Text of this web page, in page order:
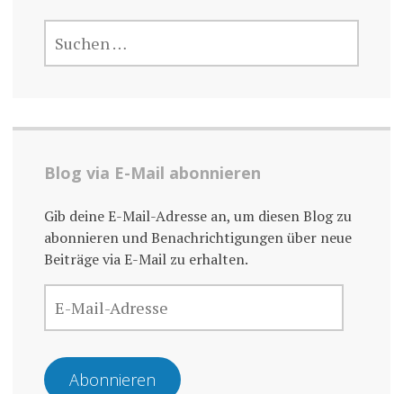
NACH:
Blog via E-Mail abonnieren
Gib deine E-Mail-Adresse an, um diesen Blog zu
abonnieren und Benachrichtigungen über neue
Beiträge via E-Mail zu erhalten.
MAIL-
ADRESSE
Abonnieren